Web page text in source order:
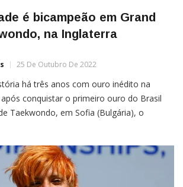
é bicampeão em Grand
na Inglaterra
25 De Outubro De 2022
há três anos com ouro inédito na
conquistar o primeiro ouro do Brasil
Taekwondo, em Sofia (Bulgária), o